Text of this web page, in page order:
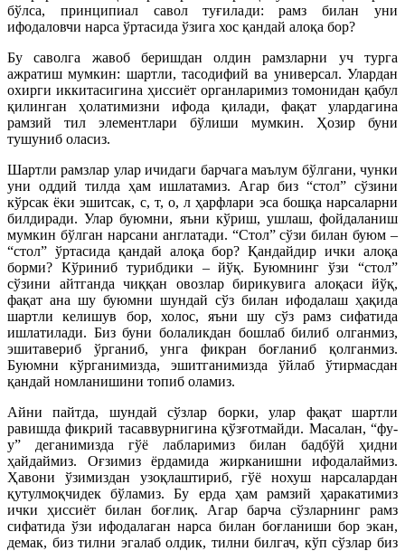
бўлса, принципиал савол туғилади: рамз билан уни
ифодаловчи нарса ўртасида ўзига хос қандай алоқа бор?
Бу саволга жавоб беришдан олдин рамзларни уч турга
ажратиш мумкин: шартли, тасодифий ва универсал. Улардан
охирги иккитасигина ҳиссиёт органларимиз томонидан қабул
қилинган ҳолатимизни ифода қилади, фақат улардагина
рамзий тил элементлари бўлиши мумкин. Ҳозир буни
тушуниб оласиз.
Шартли рамзлар улар ичидаги барчага маълум бўлгани, чунки
уни оддий тилда ҳам ишлатамиз. Агар биз “стол” сўзини
кўрсак ёки эшитсак, с, т, о, л ҳарфлари эса бошқа нарсаларни
билдиради. Улар буюмни, яъни кўриш, ушлаш, фойдаланиш
мумкин бўлган нарсани англатади. “Стол” сўзи билан буюм –
“стол” ўртасида қандай алоқа бор? Қандайдир ички алоқа
борми? Кўриниб турибдики – йўқ. Буюмнинг ўзи “стол”
сўзини айтганда чиққан овозлар бирикувига алоқаси йўқ,
фақат ана шу буюмни шундай сўз билан ифодалаш ҳақида
шартли келишув бор, холос, яъни шу сўз рамз сифатида
ишлатилади. Биз буни болаликдан бошлаб билиб олганмиз,
эшитавериб ўрганиб, унга фикран боғланиб қолганмиз.
Буюмни кўрганимизда, эшитганимизда ўйлаб ўтирмасдан
қандай номланишини топиб оламиз.
Айни пайтда, шундай сўзлар борки, улар фақат шартли
равишда фикрий тасаввурнигина қўзғотмайди. Масалан, “фу-
у” деганимизда гўё лабларимиз билан бадбўй ҳидни
ҳайдаймиз. Оғзимиз ёрдамида жирканишни ифодалаймиз.
Ҳавони ўзимиздан узоқлаштириб, гўё нохуш нарсалардан
қутулмоқчидек бўламиз. Бу ерда ҳам рамзий ҳаракатимиз
ички ҳиссиёт билан боғлиқ. Агар барча сўзларнинг рамз
сифатида ўзи ифодалаган нарса билан боғланиши бор экан,
демак, биз тилни эгалаб олдик, тилни билгач, кўп сўзлар биз